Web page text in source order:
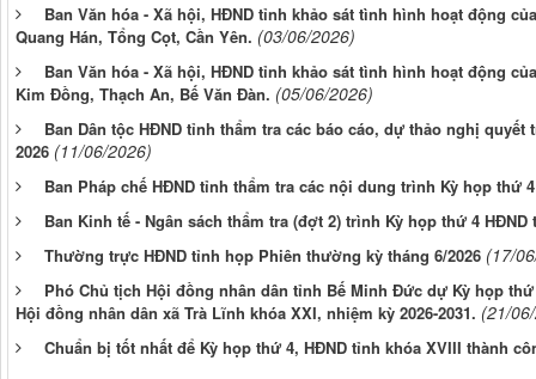
Ban Văn hóa - Xã hội, HĐND tỉnh khảo sát tình hình hoạt động
Quang Hán, Tổng Cọt, Cần Yên. (03/06/2026)
Ban Văn hóa - Xã hội, HĐND tỉnh khảo sát tình hình hoạt động
Kim Đồng, Thạch An, Bế Văn Đàn. (05/06/2026)
Ban Dân tộc HĐND tỉnh thẩm tra các báo cáo, dự thảo nghị
2026 (11/06/2026)
Ban Pháp chế HĐND tỉnh thẩm tra các nội dung trình Kỳ họp thứ
Ban Kinh tế - Ngân sách thẩm tra (đợt 2) trình Kỳ họp thứ 4 HĐND
Thường trực HĐND tỉnh họp Phiên thường kỳ tháng 6/2026 (17/
Phó Chủ tịch Hội đồng nhân dân tỉnh Bế Minh Đức dự Kỳ họp
Hội đồng nhân dân xã Trà Lĩnh khóa XXI, nhiệm kỳ 2026-2031. (21/
Chuẩn bị tốt nhất để Kỳ họp thứ 4, HĐND tỉnh khóa XVIII thành